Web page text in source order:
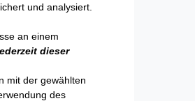
und analysiert.
an einem
dieser
mit der gewählten
des